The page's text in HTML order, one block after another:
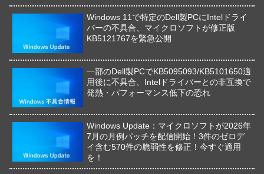
Windows 11で特定のDell製PCにIntelドライ
バーの不具合、マイクロソフトが修正版
KB5121767を緊急公開
一部のDell製PCでKB5095093/KB5101650適
用後に不具合、Intelドライバーとの非互換で
発熱・パフォーマンス低下の恐れ
Windows Update：マイクロソフトが2026年
7月の月例パッチを配信開始！3件のゼロデ
イ含む570件の脆弱性を修正！今すぐ適用
を！